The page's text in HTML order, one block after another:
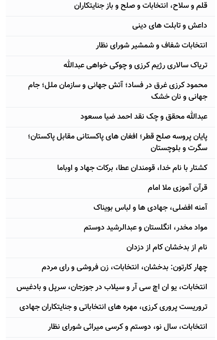
قلم و سلاح، انتخابات و صلح و باز جنایتکاران
داعش و تابلت های دینی
انتخابات شفاف و شمشیر شورای نظار
تریاک سالاری رژيم کرزی و چوکی خواهی عبدالله
محمود کرزی غرق در فساد؛ آتش جهانی و سازمان ملل؛ جام
جهانی و نان خشک
عبدالله محقق و چک نقد احمد ضیا مسعود
پایان پروسه صلح قطر؛ افغان های پاکستانی مقابل پاکستان؛
سگرت و بلوچستان
کشتار با نام خدا، قومندان عطا، برکات جهاد و اوباما
قرآن آموزی ملا امام
آمنه افضلی، جهادی ها و لباس بویناک
مواد مخدر، انگلستان و عبدالرشید دوستم
نام از بدخشان کام از دزدان
چهار کارتون: بدخشان، انتخابات، زن فروشی و رای مردم
انتخابات، یو ان اچ سی آر و سیلاب در جوزجان، سرپل و بادغیس
تروریست پروری کرزی، مهره های انتخاباتی و جنایتکاران جهادی
انتخابات، سال نو، دوستم و کرسی میراثی شورای نظار